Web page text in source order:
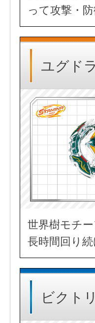
って攻撃・
ユグド
世界樹モチ
長時間回り
ビクト